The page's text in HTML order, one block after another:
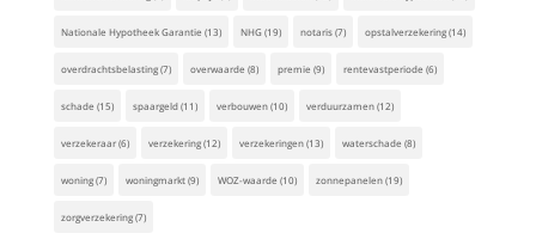
Nationale Hypotheek Garantie (13) NHG(19) notaris(7) opstalverzekering(14)
overdrachtsbelasting(7) overwaarde (8) premie (9) rentevastperiode (6)
schade (15) spaargeld(11) verbouwen(10) verduurzamen(12)
verzekeraar(6) verzekering(12) verzekeringen(13) waterschade (8)
woning(7) woningmarkt(9) WOZ-waarde (10) zonnepanelen(19)
zorgverzekering(7)